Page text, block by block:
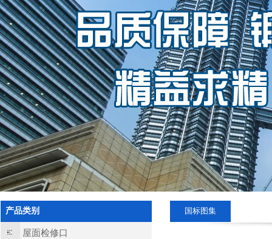
产品类别
屋面检修口
国标图集